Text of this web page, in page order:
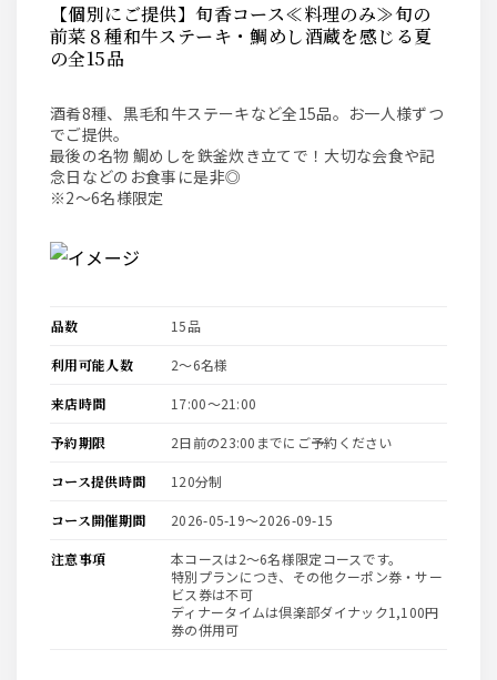
【個別にご提供】旬香コース≪料理のみ≫旬の
前菜８種和牛ステーキ・鯛めし酒蔵を感じる夏
の全15品
酒肴8種、黒毛和牛ステーキなど全15品。お一人様ずつ
でご提供。
最後の名物 鯛めしを鉄釜炊き立てで！大切な会食や記
念日などのお食事に是非◎
※2～6名様限定
品数 15品
利用可能人数 2〜6名様
来店時間 17:00〜21:00
予約期限 2日前の23:00までにご予約ください
コース提供時間 120分制
コース開催期間 2026-05-19〜2026-09-15
注意事項
本コースは2～6名様限定コースです。
特別プランにつき、その他クーポン券・サー
ビス券は不可
ディナータイムは倶楽部ダイナック1,100円
券の併用可